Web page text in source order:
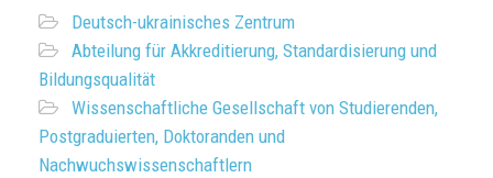
Deutsch-ukrainisches Zentrum
Abteilung für Akkreditierung, Standardisierung und
Bildungsqualität
Wissenschaftliche Gesellschaft von Studierenden,
Postgraduierten, Doktoranden und
Nachwuchswissenschaftlern